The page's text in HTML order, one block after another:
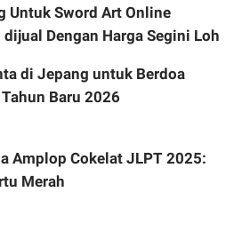
Untuk Sword Art Online
dijual Dengan Harga Segini Loh
di Jepang untuk Berdoa
Baru 2026
Amplop Cokelat JLPT 2025:
Merah